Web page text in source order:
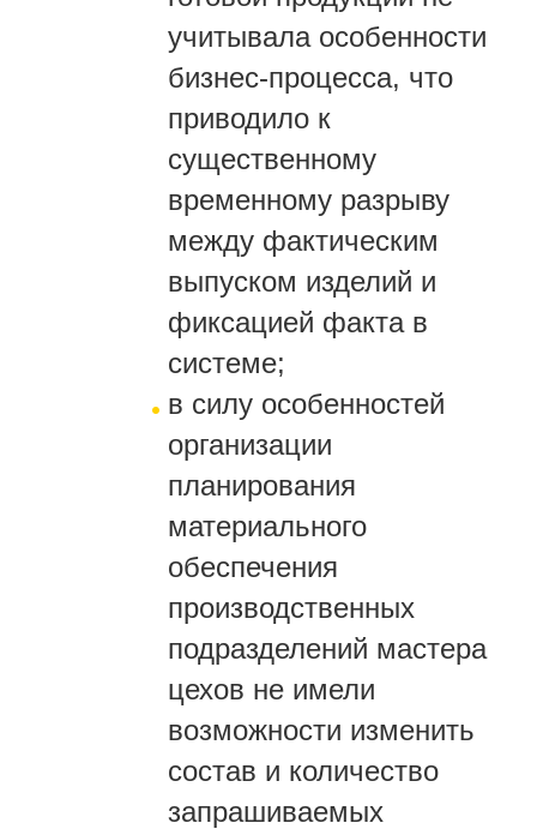
учитывала особенности
бизнес-процесса, что
приводило к
существенному
временному разрыву
между фактическим
выпуском изделий и
фиксацией факта в
системе;
в силу особенностей
организации
планирования
материального
обеспечения
производственных
подразделений мастера
цехов не имели
возможности изменить
состав и количество
запрашиваемых